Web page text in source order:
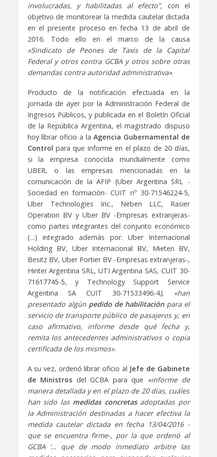
involucradas, y habilitadas al efecto”, con el
objetivo de monitorear la medida cautelar dictada
en el presente proceso en fecha 13 de abril de
2016. Todo ello en el marco de la causa
«Sindicato de Peones de Taxis de la Capital
Federal y otros contra GCBA y otros sobre otras
demandas contra autoridad administrativa».
Producto de la notificación efectuada en la
jornada de ayer por la Administración Federal de
Ingresos Públicos, y publicada en el Boletín Oficial
de la República Argentina, el magistrado dispuso
hoy líbrar oficio a la Agencia Gubernamental de
Control para que informe en el plazo de 20 días,
si la empresa conocida mundialmente como
UBER, o las empresas mencionadas en la
comunicación de la AFIP (Uber Argentina SRL -
Sociedad en formación- CUIT nº 30-71546224-5,
Uber Technologies Inc., Neben LLC, Rasier
Operation BV y Uber BV -Empresas extranjeras-
como partes integrantes del conjunto económico
(…) integrado además por: Uber Internacional
Holding BV, Uber Internacional BV, Mieten BV,
Besitz BV, Uber Portier BV -Empresas extranjeras-,
Hinter Argentina SRL, UTI Argentina SAS, CUIT 30-
71617745-5, y Technology Support Service
Argentina SA CUIT 30-71533496-4), «han
presentado algún pedido de habilitaciónpara el
servicio de transporte público de pasajeros y, en
caso afirmativo, informe desde qué fecha y,
remita los antecedentes administrativos o copia
certificada de los mismos».
A su vez, ordenó librar oficio al Jefe de Gabinete
de Ministros del GCBA para que «informe de
manera detallada y en el plazo de 20 días, cuáles
han sido las medidas concretasadoptadas por
la Administración destinadas a hacer efectiva la
medida cautelar dictada en fecha 13/04/2016 -
que se encuentra firme-, por la que ordenó al
GCBA ‘… que de modo inmediato arbitre las